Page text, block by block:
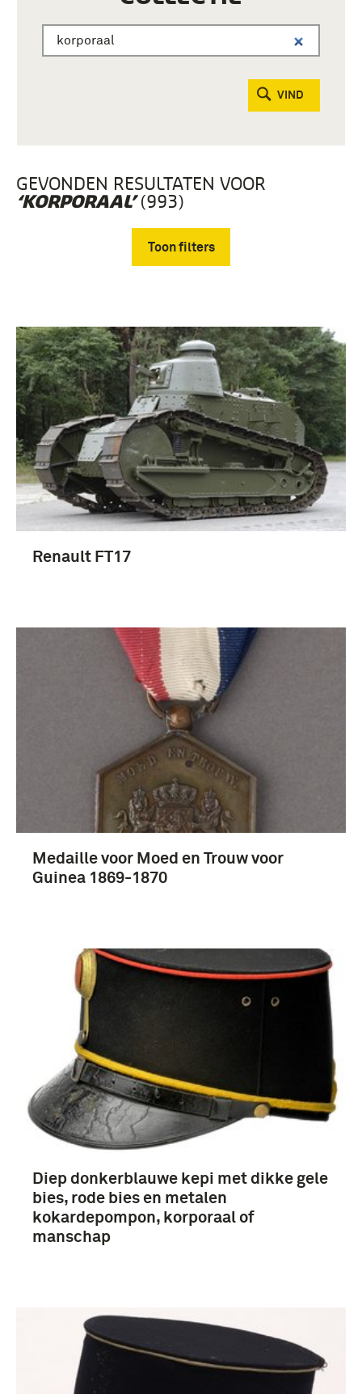
VIND
GEVONDEN RESULTATEN VOOR
‘KORPORAAL’(993)
Toon filters
uniformen (128)
boek (101)
Prenten en Tekeningen (81)
Fotografisch materiaal (75)
Meer
1851-1900 (13)
1901-1950 (10)
Tweede Wereldoorlog (1939-1945) (6)
mobilisatie (1939-1940) (3)
Korporaal (279)
Koninklijke Luchtmacht (1953-....) (49)
Nederland (295)
Nederlands-Indië (21)
Verenigde Staten van Amerika (6)
Renault FT17
Medaille voor Moed en Trouw voor
Guinea 1869-1870
Diep donkerblauwe kepi met dikke gele
bies, rode bies en metalen
kokardepompon, korporaal of
manschap